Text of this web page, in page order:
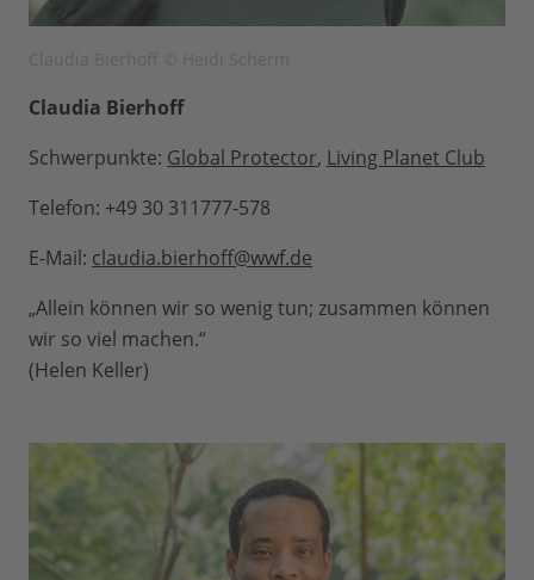
Claudia Bierhoff
Schwerpunkte: Global Protector, Living Planet Club
Telefon: +49 30 311777-578
E-Mail: claudia.bierhoff@wwf.de
„Allein können wir so wenig tun; zusammen können
wir so viel machen.“
(Helen Keller)